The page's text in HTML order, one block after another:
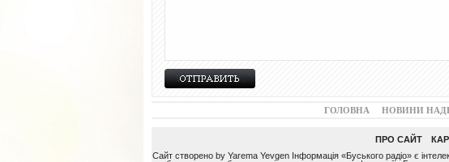
ГОЛОВНА НОВИНИ
ПРО САЙТ
Сайт створено by Yarema Yevgen Інформація «Буського радіо» є